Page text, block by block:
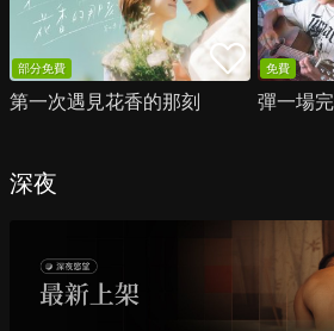
部分免費
第一次遇見花香的那刻
免費
彈一場
深夜